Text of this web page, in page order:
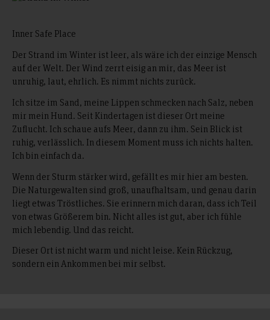
Inner Safe Place
Der Strand im Winter ist leer, als wäre ich der einzige Mensch
auf der Welt. Der Wind zerrt eisig an mir, das Meer ist
unruhig, laut, ehrlich. Es nimmt nichts zurück.
Ich sitze im Sand, meine Lippen schmecken nach Salz, neben
mir mein Hund. Seit Kindertagen ist dieser Ort meine
Zuflucht. Ich schaue aufs Meer, dann zu ihm. Sein Blick ist
ruhig, verlässlich. In diesem Moment muss ich nichts halten.
Ich bin einfach da.
Wenn der Sturm stärker wird, gefällt es mir hier am besten.
Die Naturgewalten sind groß, unaufhaltsam, und genau darin
liegt etwas Tröstliches. Sie erinnern mich daran, dass ich Teil
von etwas Größerem bin. Nicht alles ist gut, aber ich fühle
mich lebendig. Und das reicht.
Dieser Ort ist nicht warm und nicht leise. Kein Rückzug,
sondern ein Ankommen bei mir selbst.